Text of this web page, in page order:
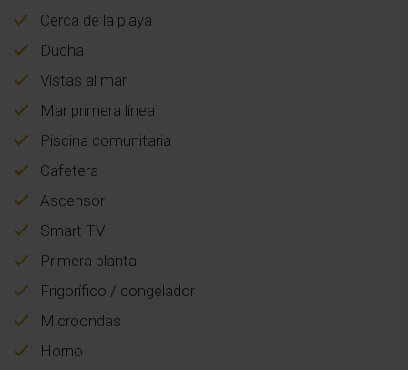
Cerca de la playa
Ducha
Vistas al mar
Mar primera línea
Piscina comunitaria
Cafetera
Ascensor
Smart TV
Primera planta
Frigorífico / congelador
Microondas
Horno